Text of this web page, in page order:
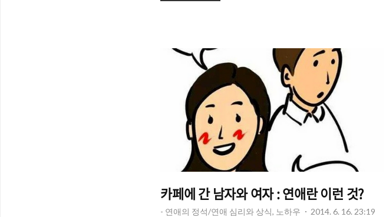
여자! 그 여자를 내 여자로 만들고 싶다면, 어떻게 해야할
까요? 잘 될 듯 말 듯, 불안합니다. 썸녀를 여자친구로 만
들 수 있는 가능성 있는 방법을 한 번 소개해 줄까 합니다
^^ 세상에 100%라는 건 없지만, 가능성을 높여줄 수 있
는 저렴한 방법입니다! 여러분도 ..
카페에 간 남자와 여자 : 연애란 이런 것?
- 연애의 정석/연애 심리와 상식, 노하우 2014. 6. 16. 23:19